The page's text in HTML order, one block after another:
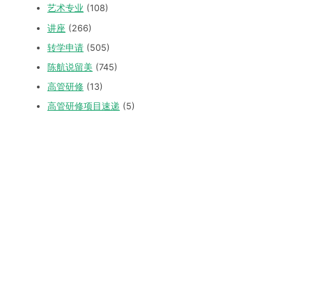
艺术专业 (108)
讲座 (266)
转学申请 (505)
陈航说留美 (745)
高管研修 (13)
高管研修项目速递 (5)